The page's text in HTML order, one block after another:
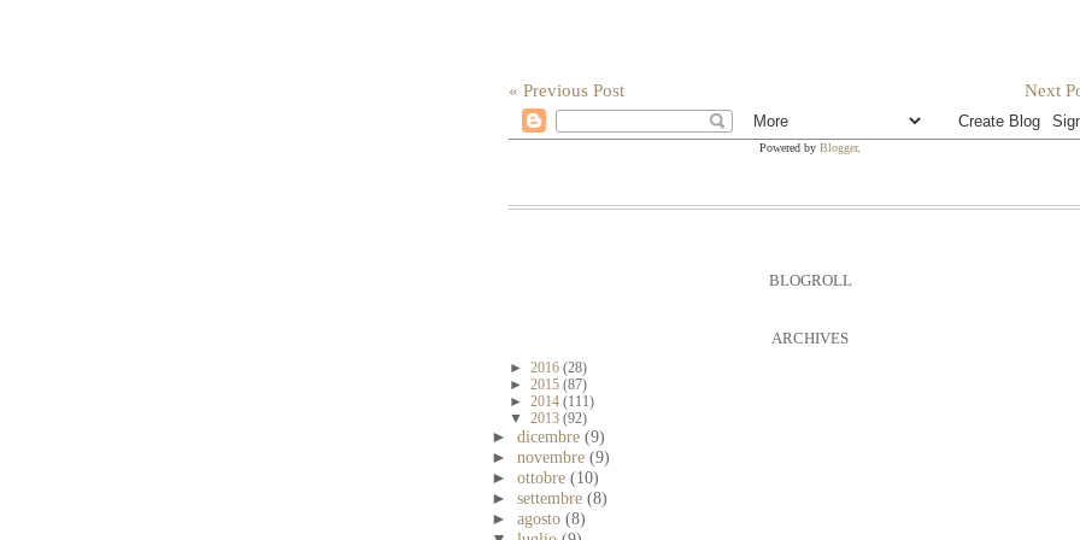
Next
« Previous Post
Powered by Blogger.
BLOGROLL
ARCHIVES
► 2016 (28)
► 2015 (87)
► 2014 (111)
▼ 2013 (92)
► dicembre (9)
► novembre (9)
► ottobre (10)
► settembre (8)
► agosto (8)